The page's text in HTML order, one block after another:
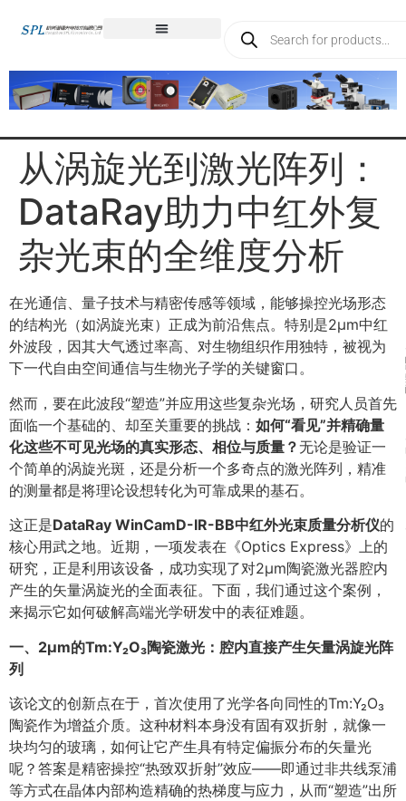
从涡旋光到激光阵列：
DataRay助力中红外复
杂光束的全维度分析
在光通信、量子技术与精密传感等领域，能够操控光场形态
的结构光（如涡旋光束）正成为前沿焦点。特别是2μm中红
外波段，因其大气透过率高、对生物组织作用独特，被视为
下一代自由空间通信与生物光子学的关键窗口。
然而，要在此波段“塑造”并应用这些复杂光场，研究人员首先
面临一个基础的、却至关重要的挑战： 如何“看见”并精确量
化这些不可见光场的真实形态、相位与质量？无论是验证一
个简单的涡旋光斑，还是分析一个多奇点的激光阵列，精准
的测量都是将理论设想转化为可靠成果的基石。
这正是DataRay WinCamD-IR-BB中红外光束质量分析仪的
核心用武之地。近期，一项发表在《Optics Express》上的
研究，正是利用该设备，成功实现了对2μm陶瓷激光器腔内
产生的矢量涡旋光的全面表征。下面，我们通过这个案例，
来揭示它如何破解高端光学研发中的表征难题。
一、2μm的Tm:Y₂O₃陶瓷激光：腔内直接产生矢量涡旋光阵
列
该论文的创新点在于，首次使用了光学各向同性的Tm:Y₂O₃
陶瓷作为增益介质。这种材料本身没有固有双折射，就像一
块均匀的玻璃，如何让它产生具有特定偏振分布的矢量光
呢？答案是精密操控“热致双折射”效应——即通过非共线泵浦
等方式在晶体内部构造精确的热梯度与应力，从而“塑造”出所